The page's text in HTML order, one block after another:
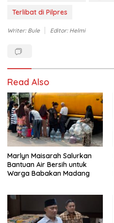
Terlibat di Pilpres
Writer: Bule Editor: Helmi
Read Also
Marlyn Maisarah Salurkan
Bantuan Air Bersih untuk
Warga Babakan Madang